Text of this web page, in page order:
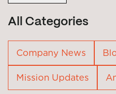
All Categories
Company News
Mission Updates